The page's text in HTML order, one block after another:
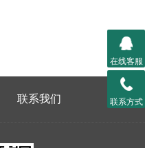
联系我们
在线客服
联系方式